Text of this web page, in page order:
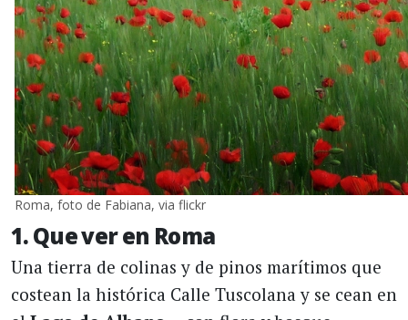
Roma, foto de Fabiana, via flickr
1. Que ver en Roma
Una tierra de colinas y de pinos marítimos que
costean la histórica Calle Tuscolana y se cean en